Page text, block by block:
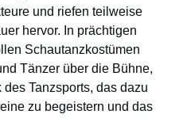
und riefen teilweise
hervor. In prächtigen
Schautanzkostümen
Tänzer über die Bühne,
Tanzsports, das dazu
zu begeistern und das